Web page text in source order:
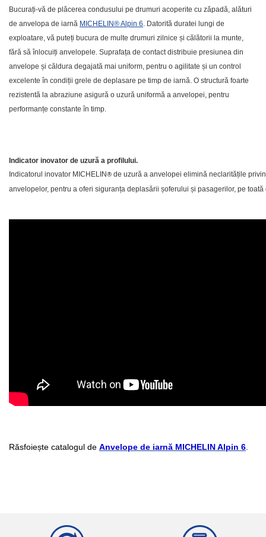
Bucurați-vă de plăcerea condusului pe drumuri acoperite cu zăpadă, alături
de anvelopa de iarnă MICHELIN® Alpin 6 . Datorită duratei lungi de
exploatare, vă puteți bucura de multe drumuri zilnice și călătorii la munte,
fără să înlocuiți anvelopele. Suprafața de contact distribuie presiunea din
anvelope și căldura degajată mai uniform, pentru o agilitate și un control
excelente în condiții grele de deplasare pe timp de iarnă. O structură foarte
rezistentă la abraziune asigură o uzură uniformă a anvelopei, pentru
performanțe constante în timp
Indicator inovator de uzură a profilului.
Indicatorul inovator MICHELIN® de uzură a anvelopei elimină neclaritățile
anvelopelor, pentru a oferi siguranța deplasării șoferului și pasagerilor, pe toată
Răsfoiește catalogul de Anvelope de iarnă MICHELIN Alpin 6